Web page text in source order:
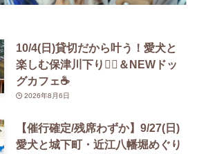
10/4(日)貸切だから叶う！愛犬と
楽しむ保津川下り🚣‍♀️＆NEWドッ
グカフェ☕️
2026年8月6日
【催行確定/残席わずか】9/27(日)
愛犬と城下町・近江八幡堀めぐり